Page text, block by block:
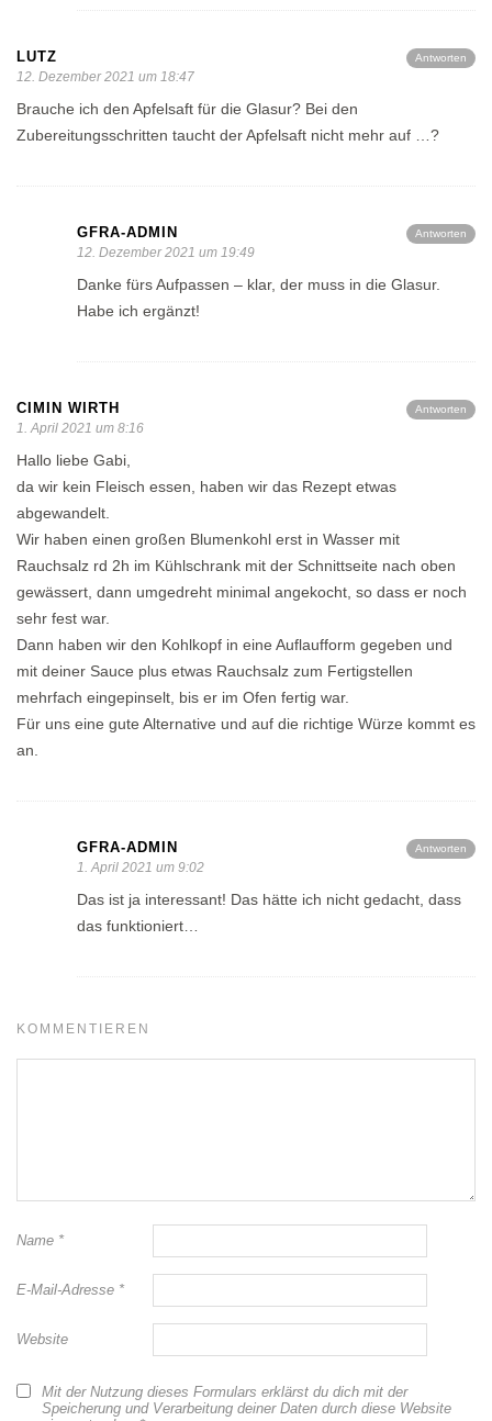
Antworten
LUTZ
12. Dezember 2021 um 18:47
Brauche ich den Apfelsaft für die Glasur? Bei den
Zubereitungsschritten taucht der Apfelsaft nicht mehr auf …?
Antworten
GFRA-ADMIN
12. Dezember 2021 um 19:49
Danke fürs Aufpassen – klar, der muss in die Glasur.
Habe ich ergänzt!
Antworten
CIMIN WIRTH
1. April 2021 um 8:16
Hallo liebe Gabi,
da wir kein Fleisch essen, haben wir das Rezept etwas
abgewandelt.
Wir haben einen großen Blumenkohl erst in Wasser mit
Rauchsalz rd 2h im Kühlschrank mit der Schnittseite nach oben
gewässert, dann umgedreht minimal angekocht, so dass er noch
sehr fest war.
Dann haben wir den Kohlkopf in eine Auflaufform gegeben und
mit deiner Sauce plus etwas Rauchsalz zum Fertigstellen
mehrfach eingepinselt, bis er im Ofen fertig war.
Für uns eine gute Alternative und auf die richtige Würze kommt es
an.
Antworten
GFRA-ADMIN
1. April 2021 um 9:02
Das ist ja interessant! Das hätte ich nicht gedacht, dass
das funktioniert…
KOMMENTIEREN
Name *
E-Mail-Adresse *
Website
Mit der Nutzung dieses Formulars erklärst du dich mit der
Speicherung und Verarbeitung deiner Daten durch diese Website